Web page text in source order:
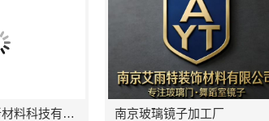
福建尚艺空间新材料科技有限公司 南京玻璃镜子加工厂